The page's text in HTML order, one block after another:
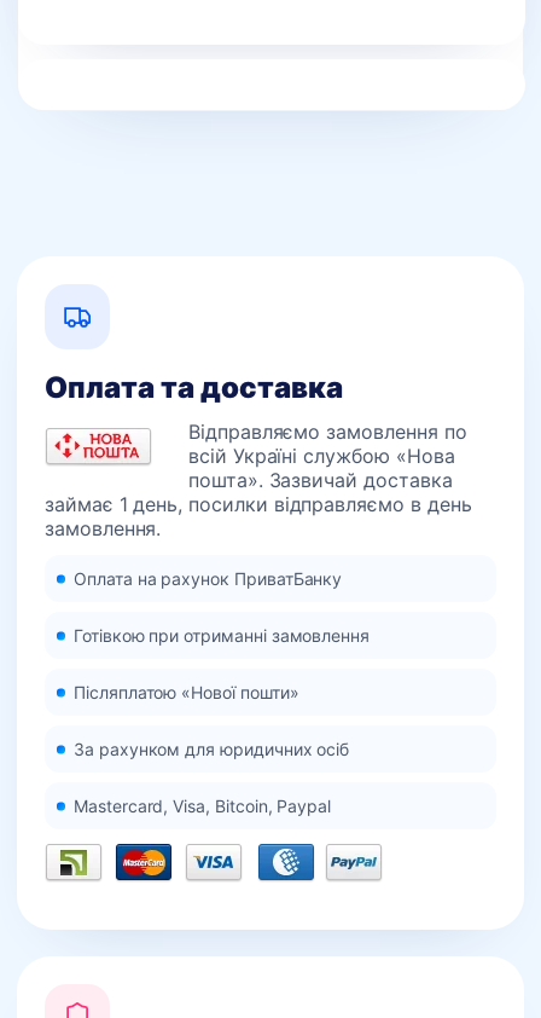
Оплата та доставка
Відправляємо замовлення по
всій Україні службою «Нова
пошта». Зазвичай доставка
займає 1 день, посилки відправляємо в день
замовлення.
Оплата на рахунок ПриватБанку
Готівкою при отриманні замовлення
Післяплатою «Нової пошти»
За рахунком для юридичних осіб
Mastercard, Visa, Bitcoin, Paypal